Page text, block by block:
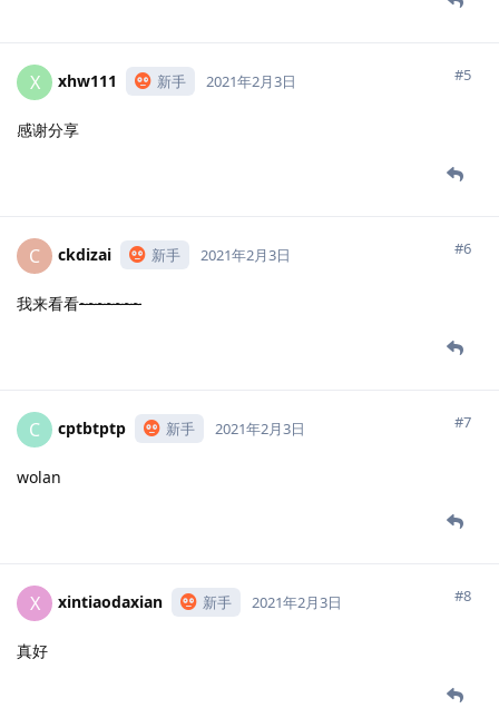
X xhw111 新手 #5
2021年2月3日
感谢分享
C ckdizai 新手 #6
2021年2月3日
我来看看~~~~~~~
C cptbtptp 新手 #7
2021年2月3日
wolan
X xintiaodaxian 新手 #8
2021年2月3日
真好